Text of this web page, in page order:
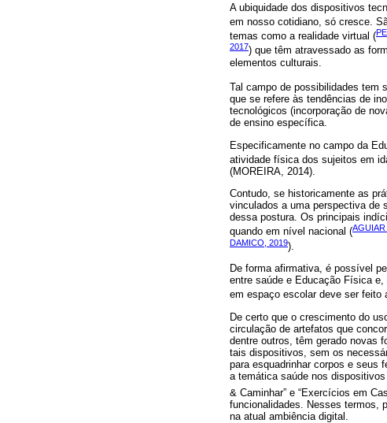
A ubiquidade dos dispositivos
em nosso cotidiano, só cresce.
temas como a realidade virtual (
2017) que têm atravessado as
elementos culturais.
Tal campo de possibilidades tem
que se refere às tendências de
tecnológicos (incorporação de
de ensino específica.
Especificamente no campo da
atividade física dos sujeitos em
(MOREIRA, 2014).
Contudo, se historicamente as
vinculados a uma perspectiva de
dessa postura. Os principais
quando em nível nacional (AGUIAR
DAMICO, 2019).
De forma afirmativa, é possível
entre saúde e Educação Física
em espaço escolar deve ser feito
De certo que o crescimento do
circulação de artefatos que
dentre outros, têm gerado novas
tais dispositivos, sem os
para esquadrinhar corpos e seus
a temática saúde nos dispositivos
& Caminhar” e “Exercícios em
funcionalidades. Nesses termos,
na atual ambiência digital.